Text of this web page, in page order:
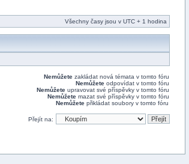
Všechny časy jsou v UTC + 1 hodina
Nemůžete zakládat nová témata v tomto fóru
Nemůžete odpovídat v tomto fóru
Nemůžete upravovat své příspěvky v tomto fóru
Nemůžete mazat své příspěvky v tomto fóru
Nemůžete přikládat soubory v tomto fóru
Přejít na: